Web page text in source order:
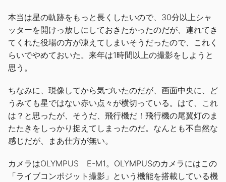
本当は星の軌跡をもっと長くしたいので、30分以上シャ
ッターを開けっ放しにしておきたかったのだが、連れてき
てくれた役場の方が凍えてしまいそうだったので、これく
らいでやめておいた。来年は1時間以上の撮影をしようと
思う。
ちなみに、現像してから気づいたのだが、画面中央に、ど
うみても星ではない赤い点々が横切っている。はて、これ
は？と思ったが、そうだ、飛行機だ！飛行機の尾翼灯のま
たたきをしっかり捉えてしまったのだ。なんとも不自然な
感じだが、まあ仕方が無い。
カメラはOLYMPUS E-M1。OLYMPUSのカメラにはこの
「ライブコンポジット撮影」という機能を搭載している機